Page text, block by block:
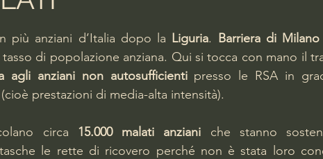
più anziani d’Italia dopo la Liguria. Barriera di Milano
di popolazione anziana. Qui si tocca con mano il
agli anziani non autosufficienti presso le RSA in
prestazioni di media-alta intensità).
circa 15.000 malati anziani che stanno
le rette di ricovero perché non è stata loro